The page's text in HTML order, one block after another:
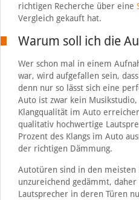
richtigen Recherche über eine
Vergleich gekauft hat.
Warum soll ich die
Wer schon mal in einem
war, wird aufgefallen sein,
denn nur so lässt sich eine
Auto ist zwar kein
Klangqualität im Auto
qualitativ hochwertige
Prozent des Klangs im Auto
der richtigen Dämmung.
Autotüren sind in den meisten
unzureichend gedämmt,
Lautsprecher in deren Türen